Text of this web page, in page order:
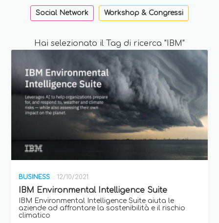
Social Network Workshop & Congressi
Hai selezionato il Tag di ricerca "IBM"
BUSINESS 12/10/2021
IBM Environmental Intelligence Suite
IBM Environmental Intelligence Suite aiuta le
aziende ad affrontare la sostenibilità e il rischio
climatico